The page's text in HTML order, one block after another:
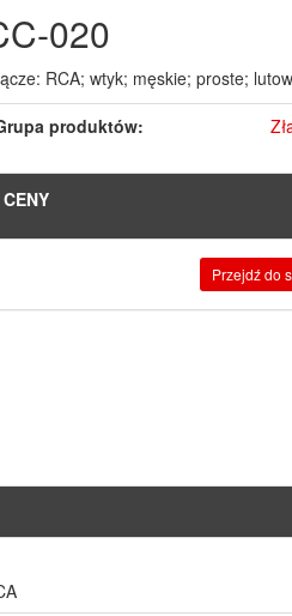
020
RCA; wtyk; męskie; proste;
produktów:
CENY
Przejdź do